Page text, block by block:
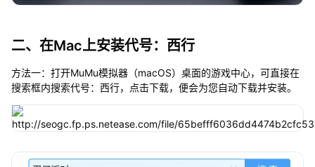
二、在Mac上安装代号：西行
方法一：打开MuMu模拟器（macOS）桌面的游戏中心，可直接在
搜索框内搜索代号：西行，点击下载，便会为您自动下载并安装。